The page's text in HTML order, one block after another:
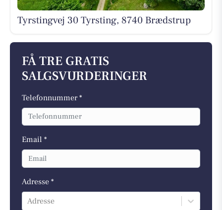
Tyrstingvej 30 Tyrsting, 8740 Brædstrup
FÅ TRE GRATIS
SALGSVURDERINGER
Telefonnummer *
Email *
Adresse *
Adresse